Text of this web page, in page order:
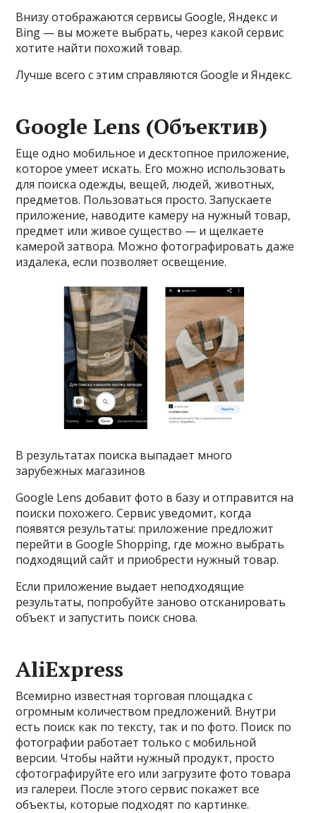
Внизу отображаются сервисы Google, Яндекс и
Bing — вы можете выбрать, через какой сервис
хотите найти похожий товар.
Лучше всего с этим справляются Google и Яндекс.
Google Lens (Объектив)
Еще одно мобильное и десктопное приложение,
которое умеет искать. Его можно использовать
для поиска одежды, вещей, людей, животных,
предметов. Пользоваться просто. Запускаете
приложение, наводите камеру на нужный товар,
предмет или живое существо — и щелкаете
камерой затвора. Можно фотографировать даже
издалека, если позволяет освещение.
В результатах поиска выпадает много
зарубежных магазинов
Google Lens добавит фото в базу и отправится на
поиски похожего. Сервис уведомит, когда
появятся результаты: приложение предложит
перейти в Google Shopping, где можно выбрать
подходящий сайт и приобрести нужный товар.
Если приложение выдает неподходящие
результаты, попробуйте заново отсканировать
объект и запустить поиск снова.
AliExpress
Всемирно известная торговая площадка с
огромным количеством предложений. Внутри
есть поиск как по тексту, так и по фото. Поиск по
фотографии работает только с мобильной
версии. Чтобы найти нужный продукт, просто
сфотографируйте его или загрузите фото товара
из галереи. После этого сервис покажет все
объекты, которые подходят по картинке.